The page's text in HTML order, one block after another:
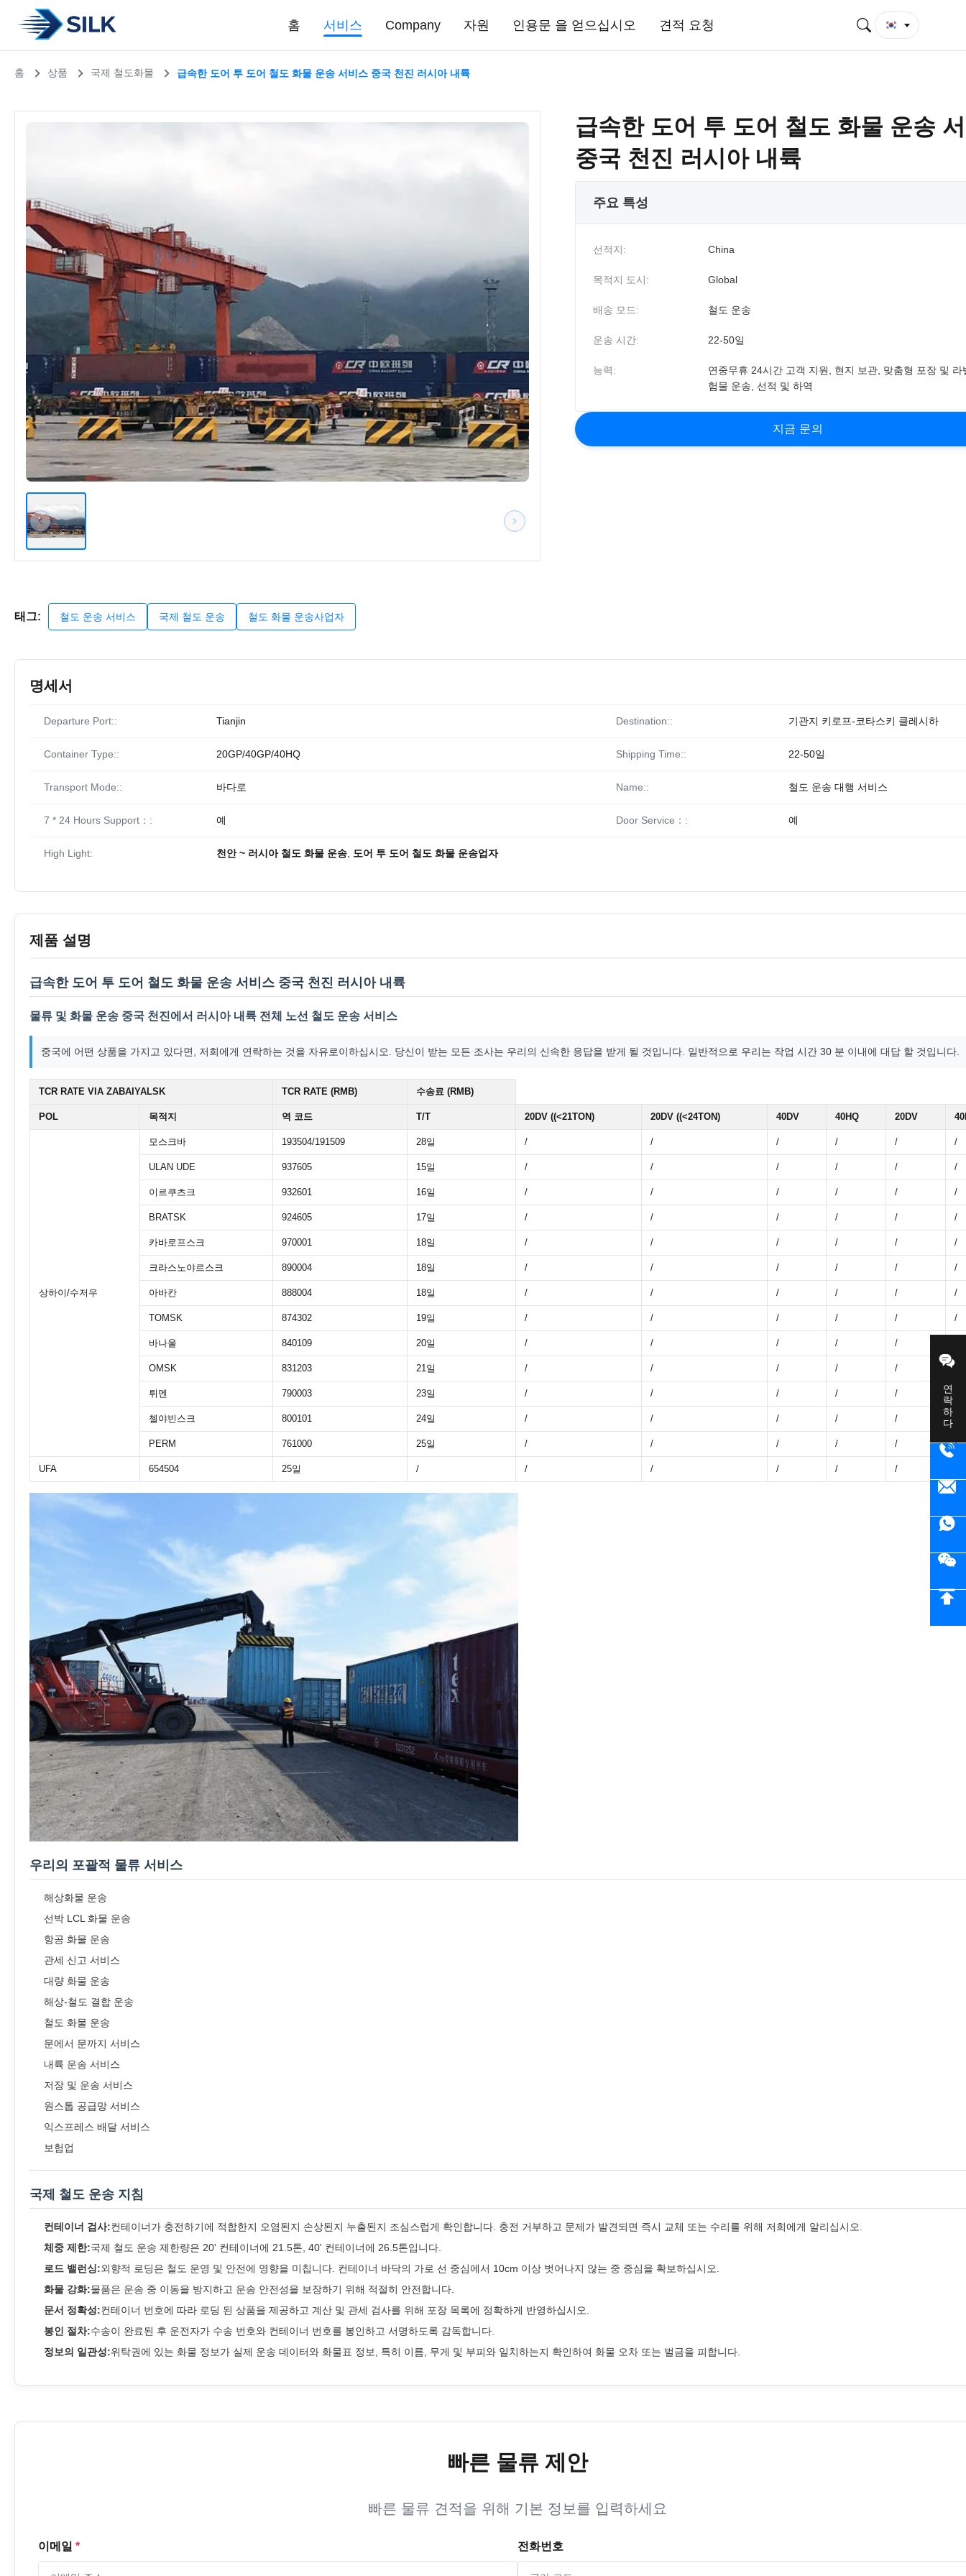
연락하다
홈 서비스 Company 자원 인용문 을 얻으십시오 견적 요청
홈 상품 국제 철도화물 급속한 도어 투 도어 철도 화물 운송 서비스 중국 천진 러시아 내륙
급속한 도어 투 도어 철도 화물 운송
중국 천진 러시아 내륙
주요 특성
선적지: China
목적지 도시: Global
배송 모드: 철도 운송
운송 시간: 22-50일
능력:
연중무휴 24시간 고객 지원, 현지 보관, 맞춤형 포장 및 라
험물 운송, 선적 및 하역
지 금 문의
태그: 철도 운송 서비스 국제 철도 운송 철도 화물 운송사업자
명세서
Departure Port:: Tianjin Destination:: 기관지 키로프-코타스키 클레시하
Container Type:: 20GP/40GP/40HQ Shipping Time:: 22-50일
Transport Mode:: 바다로 Name:: 철도 운송 대행 서비스
7 * 24 Hours Support：: 예 Door Service：: 예
High Light: 천안 ~ 러시아 철도 화물 운송 도어 투 도어 철도 화물 운송업자
제품 설명
급속한 도어 투 도어 철도 화물 운송 서비스 중국 천진 러시아 내륙
물류 및 화물 운송 중국 천진에서 러시아 내륙 전체 노선 철도 운송 서비스
중국에 어떤 상품을 가지고 있다면, 저희에게 연락하는 것을 자유로이하십시오. 당신이 받는 모든 조사는 우리의 신속한 응답을 받게 될 것입니다. 일반적으로 우리는 작업 시간 30 분 이내에 대답 할 것입니다.
TCR RATE VIA ZABAIYALSK TCR RATE (RMB) 수송료 (RMB)
POL 목적지 역 코드 T/T 20DV ((<21TON) 20DV ((<24TON) 40DV 40HQ 20DV
상하이/수저우
모스크바 193504/191509 28일 / / / / / /
ULAN UDE 937605 15일 / / / / / /
이르쿠츠크 932601 16일 / / / / / /
BRATSK 924605 17일 / / / / / /
카바로프스크 970001 18일 / / / / / /
크라스노야르스크 890004 18일 / / / / / /
아바칸 888004 18일 / / / / / /
TOMSK 874302 19일 / / / / / /
바나울 840109 20일 / / / / /
OMSK 831203 21일 / / / / /
튀멘 790003 23일 / / / / /
첼야빈스크 800101 24일 / / / / /
PERM 761000 25일 / / / / / /
UFA 654504 25일 / / / / / /
우리의 포괄적 물류 서비스
해상화물 운송
선박 LCL 화물 운송
항공 화물 운송
관세 신고 서비스
대량 화물 운송
해상-철도 결합 운송
철도 화물 운송
문에서 문까지 서비스
내륙 운송 서비스
저장 및 운송 서비스
원스톱 공급망 서비스
익스프레스 배달 서비스
보험업
국제 철도 운송 지침
컨테이너 검사:컨테이너가 충전하기에 적합한지 오염된지 손상된지 누출된지 조심스럽게 확인합니다. 충전 거부하고 문제가 발견되면 즉시 교체 또는 수리를 위해 저희에게 알리십시오.
체중 제한:국제 철도 운송 제한량은 20' 컨테이너에 21.5톤, 40' 컨테이너에 26.5톤입니다.
로드 밸런싱:외향적 로딩은 철도 운영 및 안전에 영향을 미칩니다. 컨테이너 바닥의 가로 선 중심에서 10cm 이상 벗어나지 않는 중 중심을 확보하십시오.
화물 강화:물품은 운송 중 이동을 방지하고 운송 안전성을 보장하기 위해 적절히 안전합니다.
문서 정확성:컨테이너 번호에 따라 로딩 된 상품을 제공하고 계산 및 관세 검사를 위해 포장 목록에 정확하게 반영하십시오.
봉인 절차:수송이 완료된 후 운전자가 수송 번호와 컨테이너 번호를 봉인하고 서명하도록 감독합니다.
정보의 일관성:위탁권에 있는 화물 정보가 실제 운송 데이터와 화물표 정보, 특히 이름, 무게 및 부피와 일치하는지 확인하여 화물 오차 또는 벌금을 피합니다.
빠른 물류 제안
빠른 물류 견적을 위해 기본 정보를 입력하세요
이메일 * 전화번호